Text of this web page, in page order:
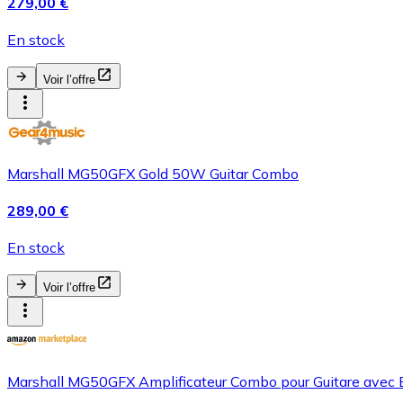
En stock
Voir l’offre
Marshall MG50GFX Gold 50W Guitar Combo
289,00 €
En stock
Voir l’offre
Marshall MG50GFX Amplificateur Combo pour Guitare